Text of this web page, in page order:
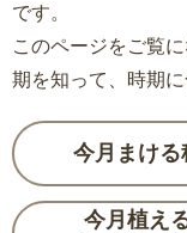
です。
このページをご覧
期を知って、時期
今月まける
今月植え